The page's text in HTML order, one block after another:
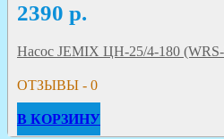
2390 р.
Насос JEMIX ЦН-25/4-180 (WRS-
ОТЗЫВЫ - 0
В КОРЗИНУ